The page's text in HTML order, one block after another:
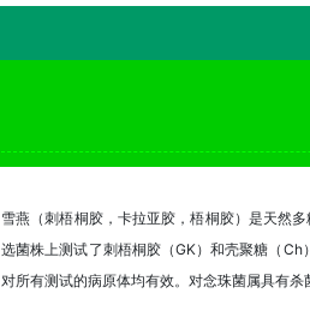
雪燕（刺梧桐胶，卡拉亚胶，梧桐胶）是天然
选菌株上测试了刺梧桐胶（GK）和壳聚糖（
对所有测试的病原体均有效。对念珠菌属具有杀